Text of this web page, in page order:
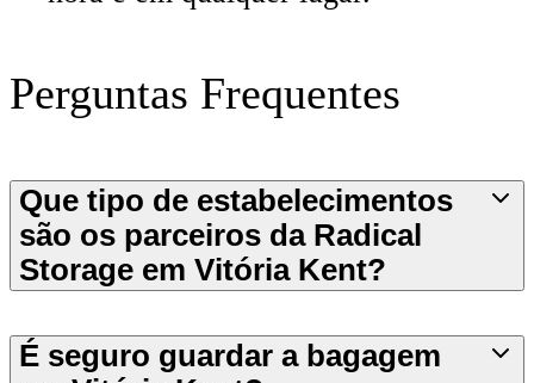
Perguntas Frequentes
Que tipo de estabelecimentos
são os parceiros da Radical
Storage em Vitória Kent?
É seguro guardar a bagagem